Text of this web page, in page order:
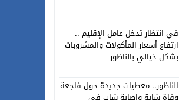
في انتظار تدخل عامل الإقليم ..
ارتفاع أسعار المأكولات والمشروبات
بشكل خيالي بالناظور
الناظور.. معطيات جديدة حول فاجعة